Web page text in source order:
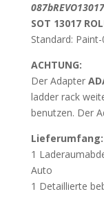
SOT 13017
Standard:
ACHTUNG:
Der Adapter
ladder rack
benutzen. Der
Lieferumfang:
1
Auto
1 Detaillierte